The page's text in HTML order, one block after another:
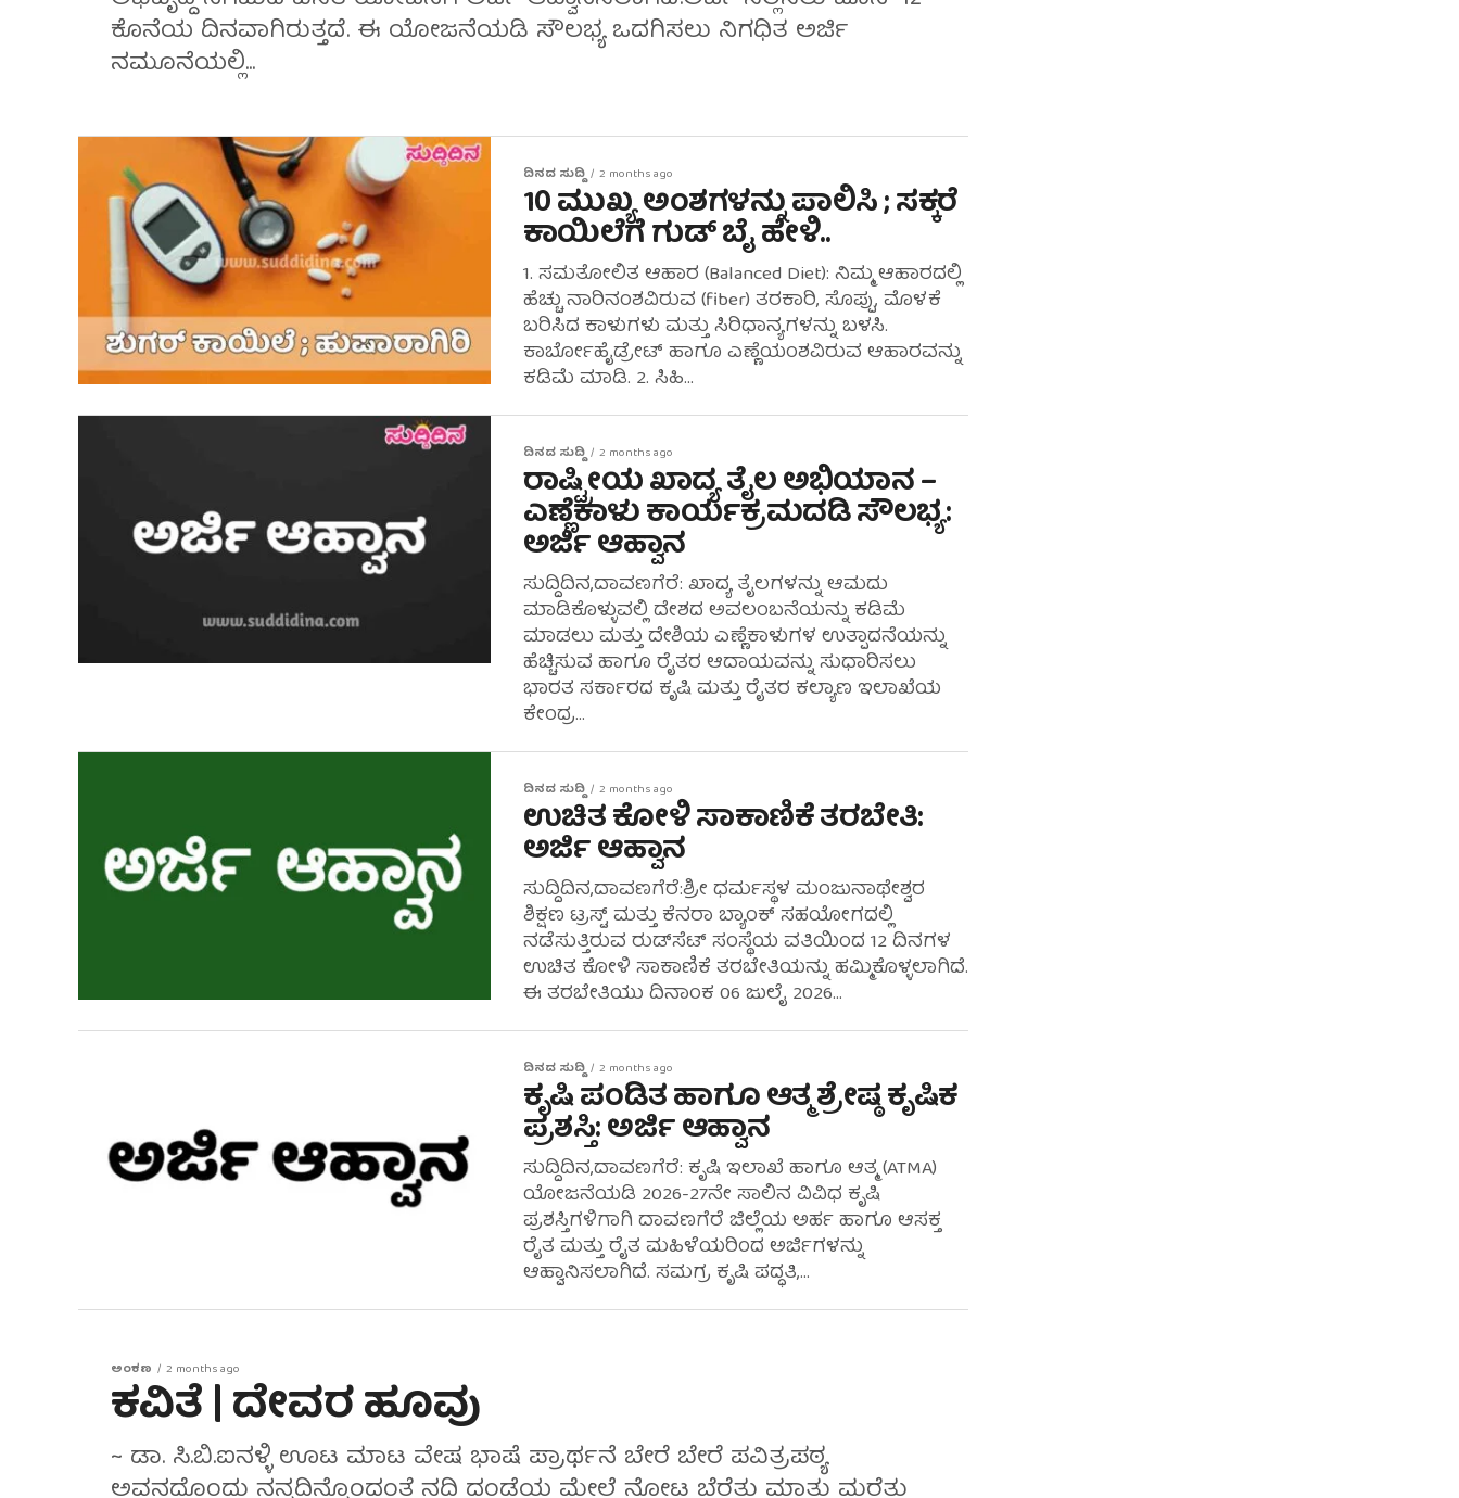
ಕೊನೆಯ ದಿನವಾಗಿರುತ್ತದೆ. ಈ ಯೋಜನೆಯಡಿ ಸೌಲಭ್ಯ ಒದಗಿಸಲು ನಿಗಧಿತ ಅರ್ಜಿ
ನಮೂನೆಯಲ್ಲಿ...
ದಿನದ ಸುದ್ದಿ 2 months ago
10 ಮುಖ್ಯ ಅಂಶಗಳನ್ನು ಪಾಲಿಸಿ ; ಸಕ್ಕರೆ
ಕಾಯಿಲೆಗೆ ಗುಡ್ ಬೈ ಹೇಳಿ..
1. ಸಮತೋಲಿತ ಆಹಾರ (Balanced Diet): ನಿಮ್ಮ ಆಹಾರದಲ್ಲಿ
ಹೆಚ್ಚು ನಾರಿನಂಶವಿರುವ (fiber) ತರಕಾರಿ, ಸೊಪ್ಪು, ಮೊಳಕೆ
ಬರಿಸಿದ ಕಾಳುಗಳು ಮತ್ತು ಸಿರಿಧಾನ್ಯಗಳನ್ನು ಬಳಸಿ.
ಕಾರ್ಬೋಹೈಡ್ರೇಟ್ ಹಾಗೂ ಎಣ್ಣೆಯಂಶವಿರುವ ಆಹಾರವನ್ನು
ಕಡಿಮೆ ಮಾಡಿ. 2. ಸಿಹಿ...
ದಿನದ ಸುದ್ದಿ 2 months ago
ರಾಷ್ಟ್ರೀಯ ಖಾದ್ಯ ತೈಲ ಅಭಿಯಾನ –
ಎಣ್ಣೆಕಾಳು ಕಾರ್ಯಕ್ರಮದಡಿ ಸೌಲಭ್ಯ:
ಅರ್ಜಿ ಆಹ್ವಾನ
ಸುದ್ದಿದಿನ,ದಾವಣಗೆರೆ: ಖಾದ್ಯ ತೈಲಗಳನ್ನು ಆಮದು
ಮಾಡಿಕೊಳ್ಳುವಲ್ಲಿ ದೇಶದ ಅವಲಂಬನೆಯನ್ನು ಕಡಿಮೆ
ಮಾಡಲು ಮತ್ತು ದೇಶಿಯ ಎಣ್ಣೆಕಾಳುಗಳ ಉತ್ಪಾದನೆಯನ್ನು
ಹೆಚ್ಚಿಸುವ ಹಾಗೂ ರೈತರ ಆದಾಯವನ್ನು ಸುಧಾರಿಸಲು
ಭಾರತ ಸರ್ಕಾರದ ಕೃಷಿ ಮತ್ತು ರೈತರ ಕಲ್ಯಾಣ ಇಲಾಖೆಯ
ಕೇಂದ್ರ...
ದಿನದ ಸುದ್ದಿ 2 months ago
ಉಚಿತ ಕೋಳಿ ಸಾಕಾಣಿಕೆ ತರಬೇತಿ:
ಅರ್ಜಿ ಆಹ್ವಾನ
ಸುದ್ದಿದಿನ,ದಾವಣಗೆರೆ:ಶ್ರೀ ಧರ್ಮಸ್ಥಳ ಮಂಜುನಾಥೇಶ್ವರ
ಶಿಕ್ಷಣ ಟ್ರಸ್ಟ್ ಮತ್ತು ಕೆನರಾ ಬ್ಯಾಂಕ್ ಸಹಯೋಗದಲ್ಲಿ
ನಡೆಸುತ್ತಿರುವ ರುಡ್‌ಸೆಟ್ ಸಂಸ್ಥೆಯ ವತಿಯಿಂದ 12 ದಿನಗಳ
ಉಚಿತ ಕೋಳಿ ಸಾಕಾಣಿಕೆ ತರಬೇತಿಯನ್ನು ಹಮ್ಮಿಕೊಳ್ಳಲಾಗಿದೆ.
ಈ ತರಬೇತಿಯು ದಿನಾಂಕ 06 ಜುಲೈ 2026...
ದಿನದ ಸುದ್ದಿ 2 months ago
ಕೃಷಿ ಪಂಡಿತ ಹಾಗೂ ಆತ್ಮ ಶ್ರೇಷ್ಠ ಕೃಷಿಕ
ಪ್ರಶಸ್ತಿ: ಅರ್ಜಿ ಆಹ್ವಾನ
ಸುದ್ದಿದಿನ,ದಾವಣಗೆರೆ: ಕೃಷಿ ಇಲಾಖೆ ಹಾಗೂ ಆತ್ಮ (ATMA)
ಯೋಜನೆಯಡಿ 2026-27ನೇ ಸಾಲಿನ ವಿವಿಧ ಕೃಷಿ
ಪ್ರಶಸ್ತಿಗಳಿಗಾಗಿ ದಾವಣಗೆರೆ ಜಿಲ್ಲೆಯ ಅರ್ಹ ಹಾಗೂ ಆಸಕ್ತ
ರೈತ ಮತ್ತು ರೈತ ಮಹಿಳೆಯರಿಂದ ಅರ್ಜಿಗಳನ್ನು
ಆಹ್ವಾನಿಸಲಾಗಿದೆ. ಸಮಗ್ರ ಕೃಷಿ ಪದ್ಧತಿ,...
ಅಂಕಣ 2 months ago
ಕವಿತೆ | ದೇವರ ಹೂವು
~ ಡಾ. ಸಿ.ಬಿ.ಐನಳ್ಳಿ ಊಟ ಮಾಟ ವೇಷ ಭಾಷೆ ಪ್ರಾರ್ಥನೆ ಬೇರೆ ಬೇರೆ ಪವಿತ್ರಪಠ್ಯ